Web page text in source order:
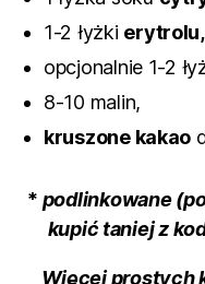
1-2 łyżki erytrolu,
opcjonalnie 1-2
8-10 malin,
kruszone kakao
* podlinkowane
kupić taniej z
Więcej prostych